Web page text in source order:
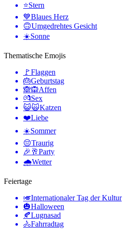
⭐Stern
💙Blaues Herz
🙃Umgedrehtes Gesicht
☀️Sonne
Thematische Emojis
🚩Flaggen
🎂Geburtstag
🙈🙉Affen
💏Sex
😺🙀Katzen
❤️Liebe
☀️Sommer
😔Traurig
🎉🥂Party
🌧Wetter
Feiertage
🎺Internationaler Tag der Kultur
🎃Halloween
🍂Lugnasad
🚴Fahrradtag